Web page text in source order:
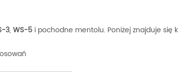
3,WS-5 i pochodne mentolu. Poniżej znajduje się